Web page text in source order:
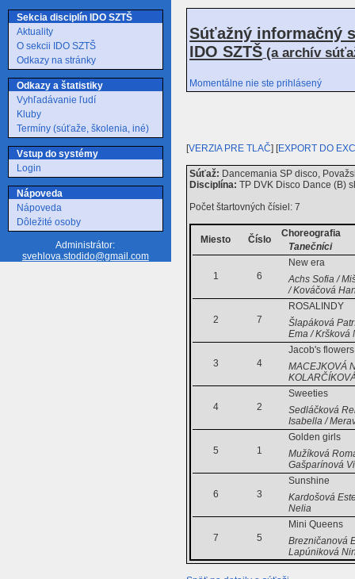
Sekcia disciplín IDO SZTŠ
Aktuality
O sekcii IDO SZTŠ
Odkazy na stránky
Odkazy a štatistiky
Vyhľadávanie ľudí
Kluby
Termíny (súťaže, školenia, iné)
Vstup do systémy
Login
Nápoveda
Nápoveda
Dôležité osoby
Administrátor:
svehlova.stodido@gmail.com
Súťažný informačný
IDO SZTŠ (a archív
Momentálne nie ste prihlásený
[VERZIA PRE TLAČ] [EXPORT DO
Súťaž: Dancemania SP disco,
Disciplína: TP DVK Disco Dance (B)
Počet štartovných čísiel: 7
Miesto Číslo
Choreografia
Tanečníci
1 6
New era
Achs Sofia /
/ Kováčová
2 7
ROSALINDY
Šlapáková
Ema / Kršková
3 4
Jacob's flowers
MACEJKOVÁ
4 2
Sweeties
Sedláčková
Isabella /
5 1
Golden girls
Mužíková
Gašparínová
6 3
Sunshine
Kardošová
Nelia
7 5
Mini Queens
Brezničanová
Lapúniková